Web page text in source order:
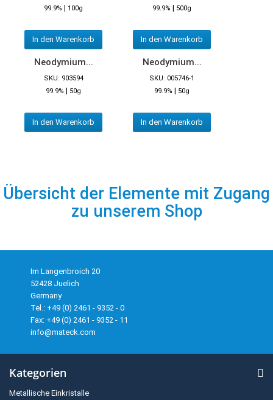
99.9% | 100g
In den Warenkorb
99.9% | 500g
In den Warenkorb
Neodymium...
SKU: 903594
99.9% | 50g
In den Warenkorb
Neodymium...
SKU: 005746-1
99.9% | 50g
In den Warenkorb
Übersicht der Elemente mit Zugang
zu unserem Shop
Im Langenbroich 20
52428 Juelich
Germany
Tel.: +49 (0) 2461 - 9352 - 0
Fax: +49 (0) 2461 - 9352 - 11
info@mateck.com
Kategorien
Metallische Einkristalle